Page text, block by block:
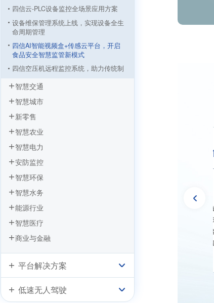
四信云-PLC设备监控全场景应用方案
设备维保管理系统上线，实现设备全生
命周期管理
四信AI智能视频盒+传感云平台，开启
食品安全智慧监管新模式
四信空压机远程监控系统，助力传统制
基于四信LoRa设备的园区电气设备监控
解决方案
智慧交通
智慧城市
新零售
智慧农业
智慧电力
安防监控
智慧环保
智慧水务
能源行业
智慧医疗
商业与金融
平台解决方案
低速无人驾驶
难预防
、高效监管的技术手
智能预警功能，监管
患事件。